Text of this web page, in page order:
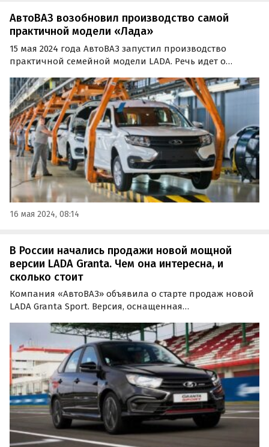
АвтоВАЗ возобновил производство самой
практичной модели «Лада»
15 мая 2024 года АвтоВАЗ запустил производство
практичной семейной модели LADA. Речь идет о
«Автоновости дня» со ссылкой на пресс-службу
отечественного автогиганта.
16 мая 2024, 08:14
В России начались продажи новой мощной
версии LADA Granta. Чем она интересна, и
сколько стоит
Компания «АвтоВАЗ» объявила о старте продаж новой
LADA Granta Sport. Версия, оснащенная
перенастроенным под активную езду шасси, доступна
в двух вариантах кузова — седан и лифтбек.